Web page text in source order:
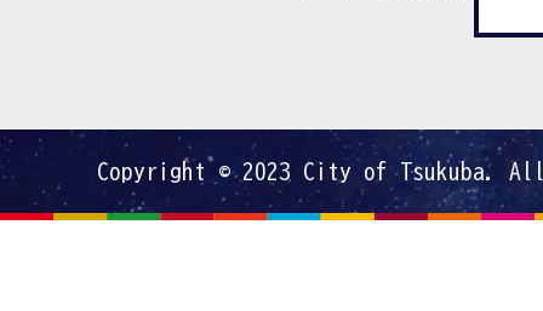
Copyright © 2023 City of Tsukuba.